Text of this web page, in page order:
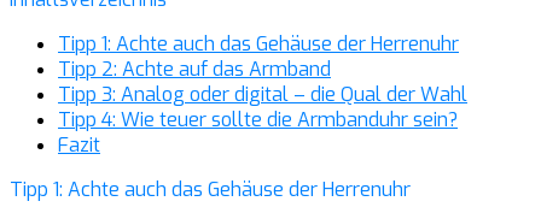
Tipp 1: Achte auch das Gehäuse der Herrenuhr
Tipp 2: Achte auf das Armband
Tipp 3: Analog oder digital – die Qual der Wahl
Tipp 4: Wie teuer sollte die Armbanduhr sein?
Fazit
Tipp 1: Achte auch das Gehäuse der Herrenuhr